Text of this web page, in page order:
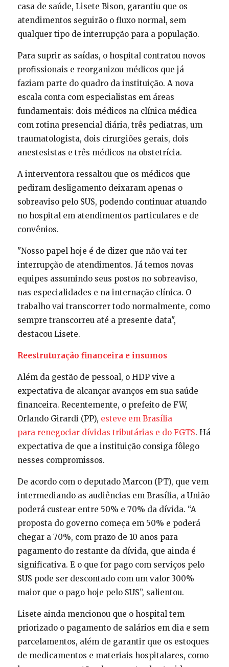
casa de saúde, Lisete Bison, garantiu que os
atendimentos seguirão o fluxo normal, sem
qualquer tipo de interrupção para a população.
Para suprir as saídas, o hospital contratou novos
profissionais e reorganizou médicos que já
faziam parte do quadro da instituição. A nova
escala conta com especialistas em áreas
fundamentais: dois médicos na clínica médica
com rotina presencial diária, três pediatras, um
traumatologista, dois cirurgiões gerais, dois
anestesistas e três médicos na obstetrícia.
A interventora ressaltou que os médicos que
pediram desligamento deixaram apenas o
sobreaviso pelo SUS, podendo continuar atuando
no hospital em atendimentos particulares e de
convênios.
"Nosso papel hoje é de dizer que não vai ter
interrupção de atendimentos. Já temos novas
equipes assumindo seus postos no sobreaviso,
nas especialidades e na internação clínica. O
trabalho vai transcorrer todo normalmente, como
sempre transcorreu até a presente data",
destacou Lisete.
Reestruturação financeira e insumos
Além da gestão de pessoal, o HDP vive a
expectativa de alcançar avanços em sua saúde
financeira. Recentemente, o prefeito de FW,
Orlando Girardi (PP), esteve em Brasília
para renegociar dívidas tributárias e do FGTS. Há
expectativa de que a instituição consiga fôlego
nesses compromissos.
De acordo com o deputado Marcon (PT), que vem
intermediando as audiências em Brasília, a União
poderá custear entre 50% e 70% da dívida. “A
proposta do governo começa em 50% e poderá
chegar a 70%, com prazo de 10 anos para
pagamento do restante da dívida, que ainda é
significativa. E o que for pago com serviços pelo
SUS pode ser descontado com um valor 300%
maior que o pago hoje pelo SUS”, salientou.
Lisete ainda mencionou que o hospital tem
priorizado o pagamento de salários em dia e sem
parcelamentos, além de garantir que os estoques
de medicamentos e materiais hospitalares, como